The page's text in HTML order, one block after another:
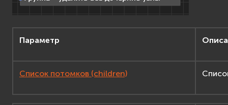
Параметр
Список потомков (children)